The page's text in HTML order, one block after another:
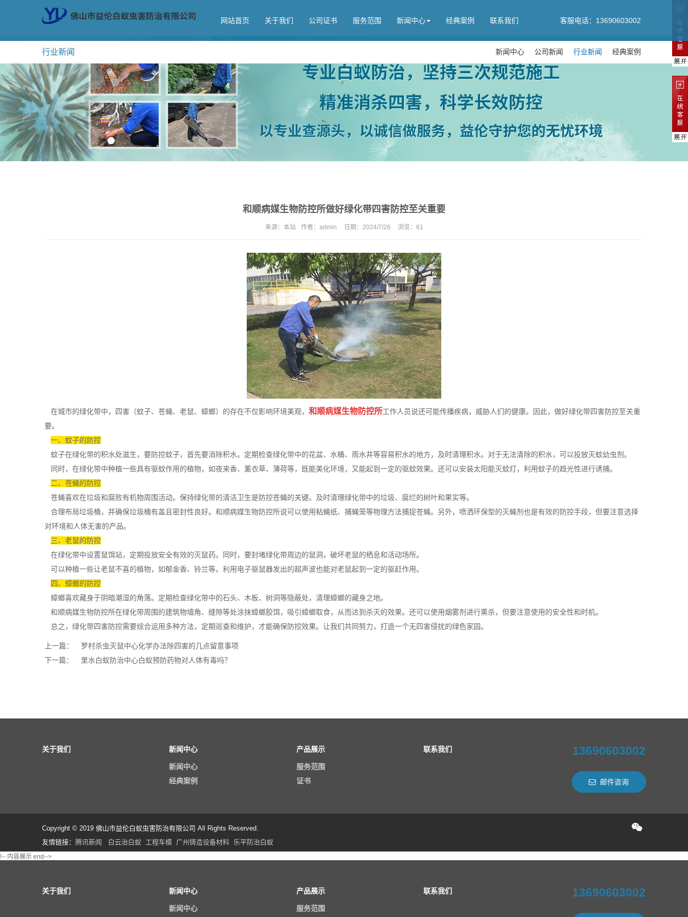
客服电话：13690603002
网站首页 关于我们 公司证书 服务范围 新闻中心 经典案例 联系我们
行业新闻 新闻中心 公司新闻 行业新闻 经典案例
和顺病媒生物防控所做好绿化带四害防控至关重要
来源： 本站 作者： admin 日期： 2024/7/26 浏览： 61
在城市的绿化带中，四害（蚊子、苍蝇、老鼠、蟑螂）的存在不仅影响环境美观， 和顺病媒生物防控所工作人员说还可能传播疾病，威胁人们的健康。因此， 做好绿化带四害防控至关重
要。
一、蚊子的防控
蚊子在绿化带的积水处滋生，要防控蚊子，首先要消除积水。定期检查绿化带中的花盆、水桶、雨水井等容易积水的地方，及时清理积水。对于无法清除的积水，可以投放灭蚊幼虫剂。
同时，在绿化带中种植一些具有驱蚊作用的植物，如夜来香、薰衣草、薄荷等，既能美化环境，又能起到一定的驱蚊效果。还可以安装太阳能灭蚊灯，利用蚊子的趋光性进行诱捕。
二、苍蝇的防控
苍蝇喜欢在垃圾和腐败有机物周围活动。保持绿化带的清洁卫生是防控苍蝇的关键。及时清理绿化带中的垃圾、腐烂的树叶和果实等。
合理布局垃圾桶，并确保垃圾桶有盖且密封性良好。和顺病媒生物防控所说可以使用粘蝇纸、捕蝇笼等物理方法捕捉苍蝇。另外，喷洒环保型的灭蝇剂也是有效的防控手段，但要注意选择
对环境和人体无害的产品。
三、老鼠的防控
在绿化带中设置鼠饵站，定期投放安全有效的灭鼠药。同时，要封堵绿化带周边的鼠洞，破坏老鼠的栖息和活动场所。
可以种植一些让老鼠不喜的植物，如郁金香、铃兰等。利用电子驱鼠器发出的超声波也能对老鼠起到一定的驱赶作用。
四、蟑螂的防控
蟑螂喜欢藏身于阴暗潮湿的角落。定期检查绿化带中的石头、木板、树洞等隐蔽处，清理蟑螂的藏身之地。
和顺病媒生物防控所在绿化带周围的建筑物墙角、缝隙等处涂抹蟑螂胶饵，吸引蟑螂取食，从而达到杀灭的效果。还可以使用烟雾剂进行熏杀，但要注意使用的安全性和时机。
总之，绿化带四害防控需要综合运用多种方法，定期巡查和维护，才能确保防控效果。让我们共同努力，打造一个无四害侵扰的绿色家园。
上一篇：
罗村杀虫灭鼠中心化学办法除四害的几点留意事项
下一篇：
里水白蚁防治中心白蚁预防药物对人体有毒吗？
关于我们 新闻中心
新闻中心
经典案例
产品展示
服务范围
证书
联系我们 13690603002
邮件咨询
Copyright © 2019 佛山市益伦白蚁虫害防治有限公司 All Rights Reserved.
友情链接： 腾讯新闻 白云治白蚁 工程车模 广州铸造设备材料 乐平防治白蚁
!-- 内容展示 end-->
关于我们 新闻中心
新闻中心
产品展示
服务范围
联系我们 13690603002